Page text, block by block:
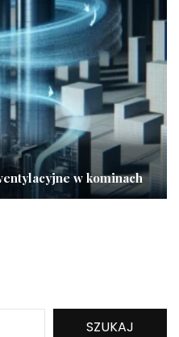
w kominach
SZUKAJ